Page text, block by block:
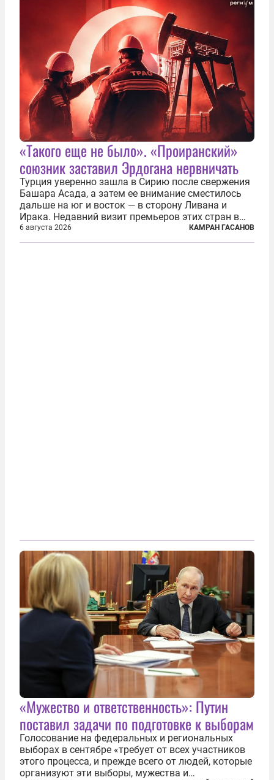
«Такого еще не было». «Проиранский»
союзник заставил Эрдогана нервничать
Турция уверенно зашла в Сирию после свержения
Башара Асада, а затем ее внимание сместилось
дальше на юг и восток — в сторону Ливана и
Ирака. Недавний визит премьеров этих стран в
Анкару, договоры об участии турецкой компании
TPAO в разработке нефти иракского Киркука и
6 августа 2026 КАМРАН ГАСАНОВ
«Мужество и ответственность»: Путин
поставил задачи по подготовке к выборам
Голосование на федеральных и региональных
выборах в сентябре «требует от всех участников
этого процесса, и прежде всего от людей, которые
организуют эти выборы, мужества и